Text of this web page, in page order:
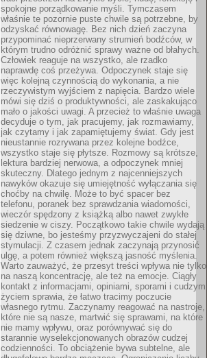
spokojne porządkowanie myśli. Tymczasem
właśnie te pozornie puste chwile są potrzebne, by
odzyskać równowagę. Bez nich dzień zaczyna
przypominać nieprzerwany strumień bodźców, w
którym trudno odróżnić sprawy ważne od błahych.
Człowiek reaguje na wszystko, ale rzadko
naprawdę coś przeżywa. Odpoczynek staje się
więc kolejną czynnością do wykonania, a nie
rzeczywistym wyjściem z napięcia. Bardzo wiele
mówi się dziś o produktywności, ale zaskakująco
mało o jakości uwagi. A przecież to właśnie uwaga
decyduje o tym, jak pracujemy, jak rozmawiamy,
jak czytamy i jak zapamiętujemy świat. Gdy jest
nieustannie rozrywana przez kolejne bodźce,
wszystko staje się płytsze. Rozmowy są krótsze,
lektura bardziej nerwowa, a odpoczynek mniej
skuteczny. Dlatego jednym z najcenniejszych
nawyków okazuje się umiejętność wyłączania się
choćby na chwilę. Może to być spacer bez
telefonu, poranek bez sprawdzania wiadomości,
wieczór spędzony z książką albo nawet zwykłe
siedzenie w ciszy. Początkowo takie chwile wydają
się dziwne, bo jesteśmy przyzwyczajeni do stałej
stymulacji. Z czasem jednak zaczynają przynosić
ulgę, a potem również większą jasność myślenia.
Warto zauważyć, że przesyt treści wpływa nie tylko
na naszą koncentrację, ale też na emocje. Ciągły
kontakt z informacjami, opiniami, sporami i cudzym
życiem sprawia, że łatwo tracimy poczucie
własnego rytmu. Zaczynamy reagować na nastroje,
które nie są nasze, martwić się sprawami, na które
nie mamy wpływu, oraz porównywać się do
starannie wyselekcjonowanych obrazów cudzej
codzienności. To obciążenie bywa subtelne, ale